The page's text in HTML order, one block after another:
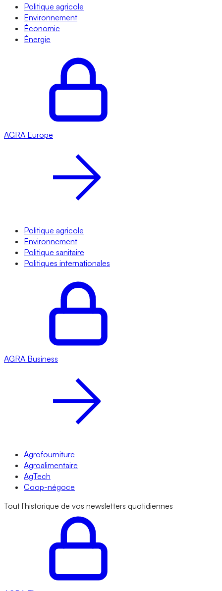
Politique agricole
Environnement
Économie
Énergie
AGRA Europe
Politique agricole
Environnement
Politique sanitaire
Politiques internationales
AGRA Business
Agrofourniture
Agroalimentaire
AgTech
Coop-négoce
Tout l'historique de vos newsletters quotidiennes